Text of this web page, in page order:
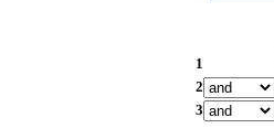
1
2
3